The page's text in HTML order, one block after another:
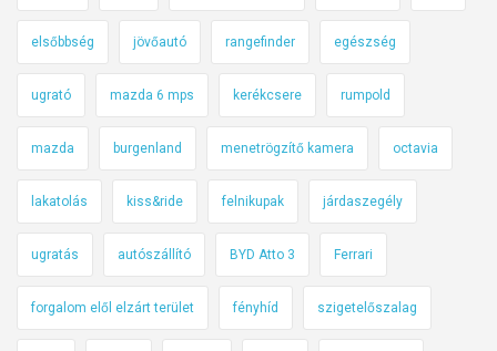
elsőbbség jövőautó rangefinder egészség
ugrató mazda 6 mps kerékcsere rumpold
mazda burgenland menetrögzítő kamera octavia
lakatolás kiss&ride felnikupak járdaszegély
ugratás autószállító BYD Atto 3 Ferrari
forgalom elől elzárt terület fényhíd szigetelőszalag